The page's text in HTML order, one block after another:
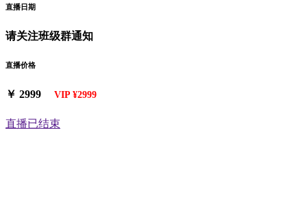
直播日期
请关注班级群通知
直播价格
￥ 2999 VIP ¥2999
直播已结束